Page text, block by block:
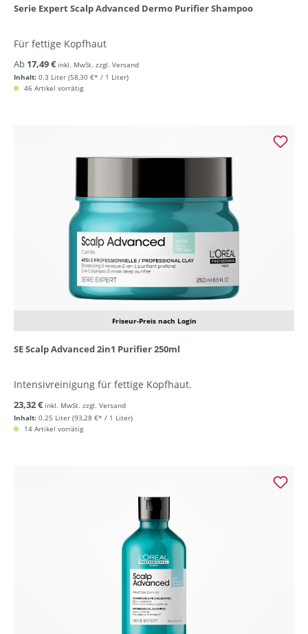
Serie Expert Scalp Advanced Dermo Purifier Shampoo
Für fettige Kopfhaut
Inhalt: 0.3 Liter (58,30 €* / 1 Liter)
Ab 17,49 € inkl. MwSt. zzgl. Versand
46 Artikel vorrätig
Friseur-Preis nach Login
SE Scalp Advanced 2in1 Purifier 250ml
Intensivreinigung für fettige Kopfhaut.
Inhalt: 0.25 Liter (93,28 €* / 1 Liter)
23,32 € inkl. MwSt. zzgl. Versand
14 Artikel vorrätig